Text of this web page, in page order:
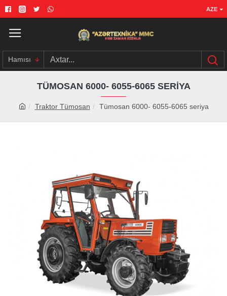
AZE
Hamısı
Traktor Tümosan Tümosan 6000- 6055-6065 seriya
TÜMOSAN 6000- 6055-6065 SERIYA